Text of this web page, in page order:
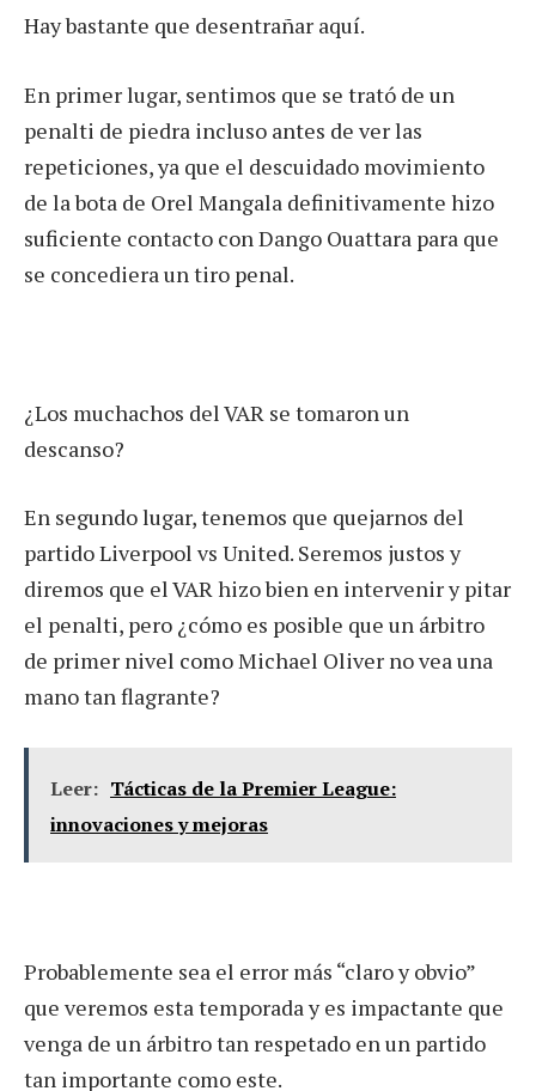
Hay bastante que desentrañar aquí.
En primer lugar, sentimos que se trató de un
penalti de piedra incluso antes de ver las
repeticiones, ya que el descuidado movimiento
de la bota de Orel Mangala definitivamente hizo
suficiente contacto con Dango Ouattara para que
se concediera un tiro penal.
¿Los muchachos del VAR se tomaron un
descanso?
En segundo lugar, tenemos que quejarnos del
partido Liverpool vs United. Seremos justos y
diremos que el VAR hizo bien en intervenir y pitar
el penalti, pero ¿cómo es posible que un árbitro
de primer nivel como Michael Oliver no vea una
mano tan flagrante?
Leer: Tácticas de la Premier League:
innovaciones y mejoras
Probablemente sea el error más “claro y obvio”
que veremos esta temporada y es impactante que
venga de un árbitro tan respetado en un partido
tan importante como este.